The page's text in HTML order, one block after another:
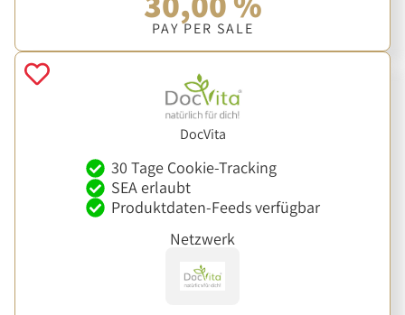
PAY PER SALE
DocVita
30 Tage Cookie-Tracking
SEA erlaubt
Produktdaten-Feeds verfügbar
Netzwerk